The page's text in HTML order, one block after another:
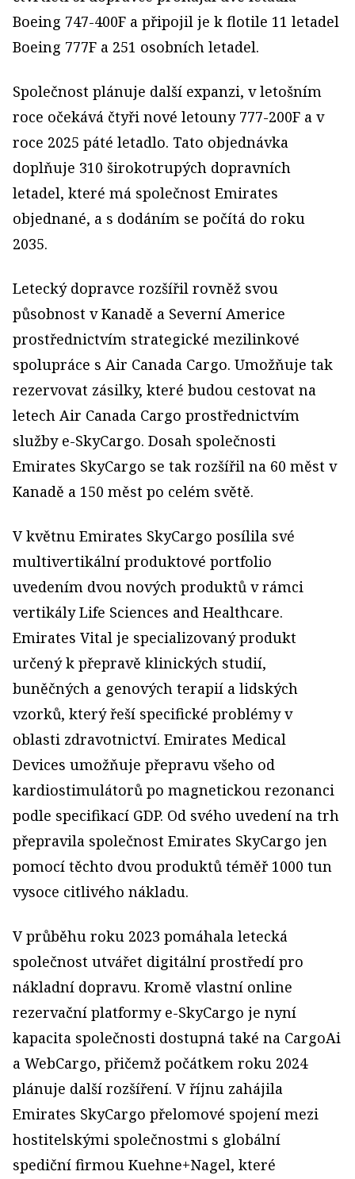
Boeing 747-400F a připojil je k flotile 11 letadel
Boeing 777F a 251 osobních letadel.
Společnost plánuje další expanzi, v letošním
roce očekává čtyři nové letouny 777-200F a v
roce 2025 páté letadlo. Tato objednávka
doplňuje 310 širokotrupých dopravních
letadel, které má společnost Emirates
objednané, a s dodáním se počítá do roku
2035.
Letecký dopravce rozšířil rovněž svou
působnost v Kanadě a Severní Americe
prostřednictvím strategické mezilinkové
spolupráce s Air Canada Cargo. Umožňuje tak
rezervovat zásilky, které budou cestovat na
letech Air Canada Cargo prostřednictvím
služby e-SkyCargo. Dosah společnosti
Emirates SkyCargo se tak rozšířil na 60 měst v
Kanadě a 150 měst po celém světě.
V květnu Emirates SkyCargo posílila své
multivertikální produktové portfolio
uvedením dvou nových produktů v rámci
vertikály Life Sciences and Healthcare.
Emirates Vital je specializovaný produkt
určený k přepravě klinických studií,
buněčných a genových terapií a lidských
vzorků, který řeší specifické problémy v
oblasti zdravotnictví. Emirates Medical
Devices umožňuje přepravu všeho od
kardiostimulátorů po magnetickou rezonanci
podle specifikací GDP. Od svého uvedení na trh
přepravila společnost Emirates SkyCargo jen
pomocí těchto dvou produktů téměř 1000 tun
vysoce citlivého nákladu.
V průběhu roku 2023 pomáhala letecká
společnost utvářet digitální prostředí pro
nákladní dopravu. Kromě vlastní online
rezervační platformy e-SkyCargo je nyní
kapacita společnosti dostupná také na CargoAi
a WebCargo, přičemž počátkem roku 2024
plánuje další rozšíření. V říjnu zahájila
Emirates SkyCargo přelomové spojení mezi
hostitelskými společnostmi s globální
spediční firmou Kuehne+Nagel, které